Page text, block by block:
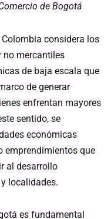
de Bogotá
considera los
no mercantiles
de baja escala que
de generar
enfrentan mayores
sentido, se
económicas
emprendimientos que
al desarrollo
localidades.
es fundamental